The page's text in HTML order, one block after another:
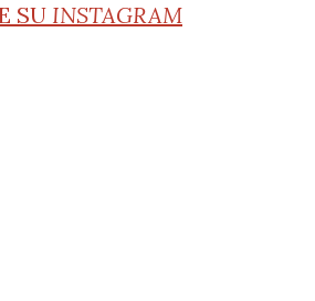
SU INSTAGRAM